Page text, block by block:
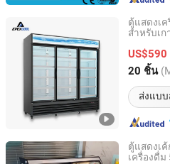
ตู้แสดงเ
สำหรับเก
US$590
20 ชิ้น
ส่งแบ
Foshan Apex Refrigeration
Guangdong, China
ตู้แสดงเ
เครื่องดื่ม